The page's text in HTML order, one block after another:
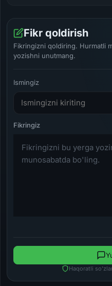
Fikr qoldirish
Fikringizni qoldiring. Hurmatli
yozishni unutmang.
Ismingiz
Haqoratli